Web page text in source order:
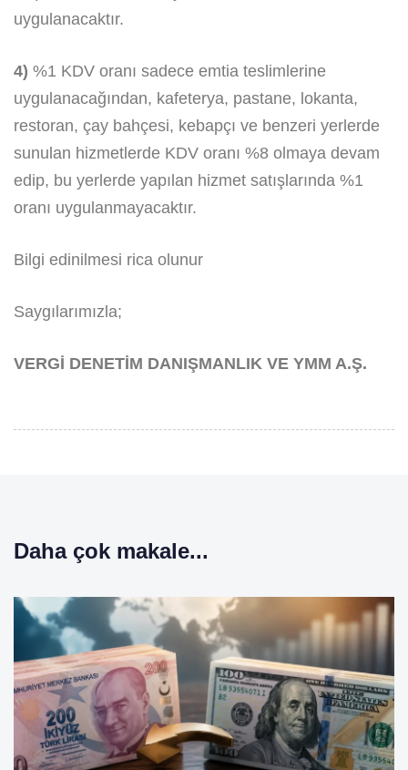
uygulanacaktır.
4) %1 KDV oranı sadece emtia teslimlerine
uygulanacağından, kafeterya, pastane, lokanta,
restoran, çay bahçesi, kebapçı ve benzeri yerlerde
sunulan hizmetlerde KDV oranı %8 olmaya devam
edip, bu yerlerde yapılan hizmet satışlarında %1
oranı uygulanmayacaktır.
Bilgi edinilmesi rica olunur
Saygılarımızla;
VERGİ DENETİM DANIŞMANLIK VE YMM A.Ş.
Daha çok makale...